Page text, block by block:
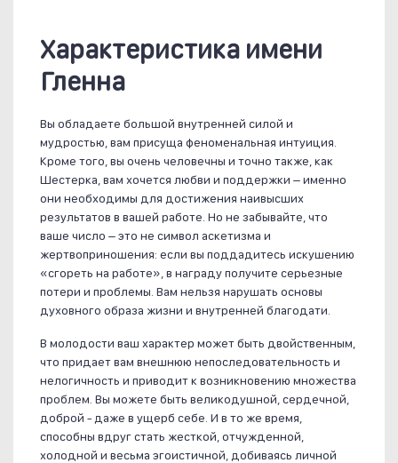
Характеристика имени
Гленна
Вы обладаете большой внутренней силой и
мудростью, вам присуща феноменальная интуиция.
Кроме того, вы очень человечны и точно также, как
Шестерка, вам хочется любви и поддержки – именно
они необходимы для достижения наивысших
результатов в вашей работе. Но не забывайте, что
ваше число – это не символ аскетизма и
жертвоприношения: если вы поддадитесь искушению
«сгореть на работе», в награду получите серьезные
потери и проблемы. Вам нельзя нарушать основы
духовного образа жизни и внутренней благодати.
В молодости ваш характер может быть двойственным,
что придает вам внешнюю непоследовательность и
нелогичность и приводит к возникновению множества
проблем. Вы можете быть великодушной, сердечной,
доброй - даже в ущерб себе. И в то же время,
способны вдруг стать жесткой, отчужденной,
холодной и весьма эгоистичной, добиваясь личной